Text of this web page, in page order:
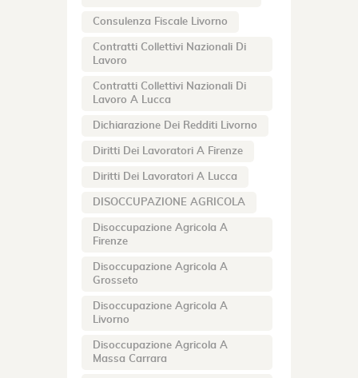
Consulenza Fiscale Livorno
Contratti Collettivi Nazionali Di
Lavoro
Contratti Collettivi Nazionali Di
Lavoro A Lucca
Dichiarazione Dei Redditi Livorno
Diritti Dei Lavoratori A Firenze
Diritti Dei Lavoratori A Lucca
DISOCCUPAZIONE AGRICOLA
Disoccupazione Agricola A
Firenze
Disoccupazione Agricola A
Grosseto
Disoccupazione Agricola A
Livorno
Disoccupazione Agricola A
Massa Carrara